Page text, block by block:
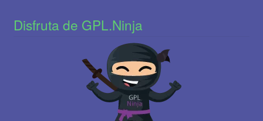
Disfruta de GPL.Ninja